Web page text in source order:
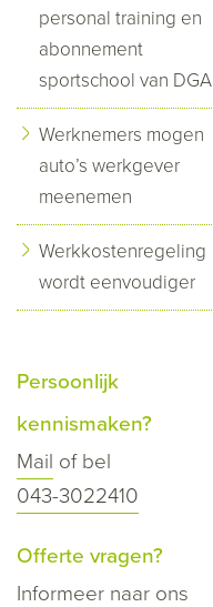
personal training en
abonnement
sportschool van DGA
Werknemers mogen
auto’s werkgever
meenemen
Werkkostenregeling
wordt eenvoudiger
Persoonlijk
kennismaken?
Mail of bel
043-3022410
Offerte vragen?
Informeer naar ons